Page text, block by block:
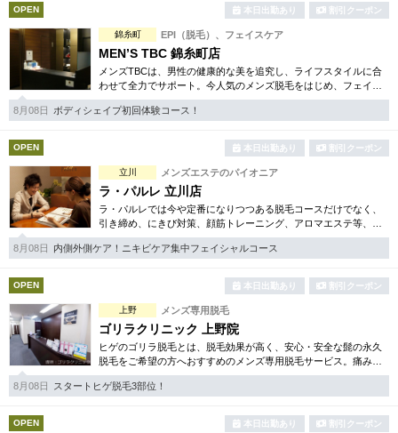
OPEN 本日出勤あり 割引クーポン
錦糸町 EPI（脱毛）、フェイスケア
MEN’S TBC 錦糸町店
メンズTBCは、男性の健康的な美を追究し、ライフスタイルに合
わせて全力でサポート。今人気のメンズ脱毛をはじめ、フェイシ
ャルケアや下腹引き締め等、豊富でお得な体験コースも多数取り
揃えてお待ちしています。
8月08日 ボディシェイプ初回体験コース！
OPEN 本日出勤あり 割引クーポン
立川 メンズエステのパイオニア
ラ・パルレ 立川店
ラ・パルレでは今や定番になりつつある脱毛コースだけでなく、
引き締め、にきび対策、顔筋トレーニング、アロマエステ等、多
種多様なメニューをご用意。お得な体験コースも各種取り揃えて
おります。
8月08日 内側外側ケア！ニキビケア集中フェイシャルコース
OPEN 本日出勤あり 割引クーポン
上野 メンズ専用脱毛
ゴリラクリニック 上野院
ヒゲのゴリラ脱毛とは、脱毛効果が高く、安心・安全な髭の永久
脱毛をご希望の方へおすすめのメンズ専用脱毛サービス。痛みに
弱い方には医療用麻酔を3種ご用意、医療認可の脱毛機のみを使
用。スキンケアも万全です。
8月08日 スタートヒゲ脱毛3部位！
OPEN 本日出勤あり 割引クーポン